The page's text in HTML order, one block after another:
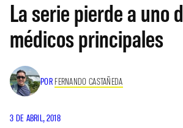
La serie pierde a uno
médicos principales
POR FERNANDO CASTAÑEDA
3 DE ABRIL, 2018